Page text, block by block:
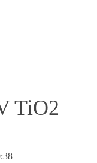
TiO2